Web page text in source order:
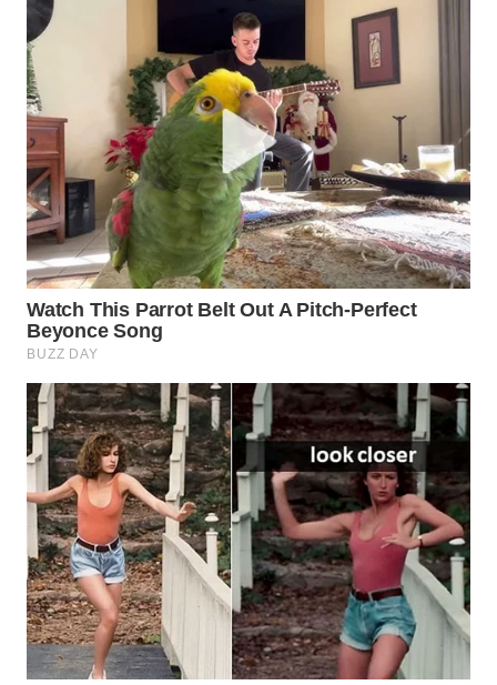
WN
SOLO
WN
BOROBUDUR
WN
MADURA
SURABAYA
WN
NATUNA
WN
BINTAN
WN
MANDALIKA